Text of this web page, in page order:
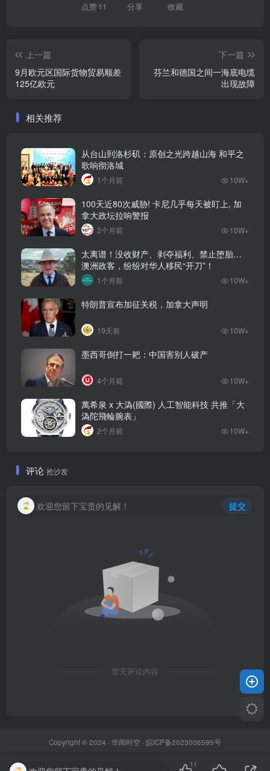
点赞11 分享 收藏
上一篇
9月欧元区国际货物贸易顺差
125亿欧元
下一篇
芬兰和德国之间一海底电缆
出现故障
相关推荐
从台山到洛杉矶：原创之光跨越山海 和平之
歌响彻洛城
1个月前 10W+
100天近80次威胁! 卡尼几乎每天被盯上, 加
拿大政坛拉响警报
2个月前 10W+
太离谱！没收财产、剥夺福利、禁止堕胎…
澳洲政客，纷纷对华人移民“开刀”！
1个月前 10W+
特朗普宣布加征关税，加拿大声明
19天前 10W+
墨西哥倒打一耙：中国害别人破产
4个月前 10W+
萬希泉 x 大溈(國際) 人工智能科技 共推「大
溈陀飛輪腕表」
2个月前 10W+
评论 抢沙发
欢迎您留下宝贵的见解！ 提交
暂无评论内容
Copyright © 2024 · 华闻时空 · 皖ICP备2023006595号
11